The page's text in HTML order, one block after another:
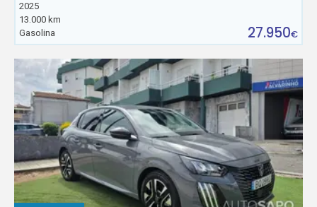
2025
13.000 km
Gasolina
27.950€